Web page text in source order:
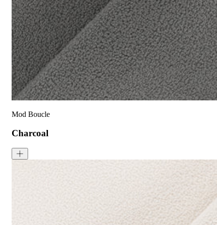
护理指南:
液体泼洒时请轻轻吸干
请勿使用漂白剂
建议干洗
中温熨烫
请勿滚筒烘干
阴凉处滴干
Mod Boucle
Charcoal
<style type="text/css"><!--td {border: 1px solid #cccccc;}br